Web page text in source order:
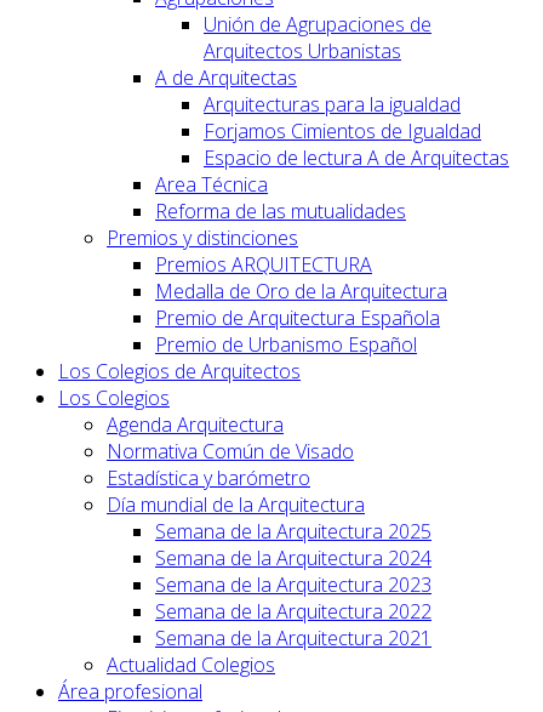
Unión de Agrupaciones de
Arquitectos Urbanistas
A de Arquitectas
Arquitecturas para la igualdad
Forjamos Cimientos de Igualdad
Espacio de lectura A de Arquitectas
Area Técnica
Reforma de las mutualidades
Premios y distinciones
Premios ARQUITECTURA
Medalla de Oro de la Arquitectura
Premio de Arquitectura Española
Premio de Urbanismo Español
Los Colegios de Arquitectos
Los Colegios
Agenda Arquitectura
Normativa Común de Visado
Estadística y barómetro
Día mundial de la Arquitectura
Semana de la Arquitectura 2025
Semana de la Arquitectura 2024
Semana de la Arquitectura 2023
Semana de la Arquitectura 2022
Semana de la Arquitectura 2021
Actualidad Colegios
Área profesional